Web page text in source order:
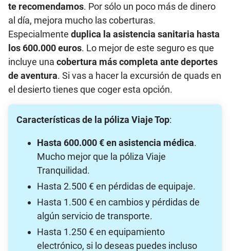
te recomendamos. Por sólo un poco más de dinero
al día, mejora mucho las coberturas.
Especialmente duplica la asistencia sanitaria hasta
los 600.000 euros. Lo mejor de este seguro es que
incluye una cobertura más completa ante deportes
de aventura. Si vas a hacer la excursión de quads en
el desierto tienes que coger esta opción.
Características de la póliza Viaje Top:
Hasta 600.000 € en asistencia médica.
Mucho mejor que la póliza Viaje
Tranquilidad.
Hasta 2.500 € en pérdidas de equipaje.
Hasta 1.500 € en cambios y pérdidas de
algún servicio de transporte.
Hasta 1.250 € en equipamiento
electrónico, si lo deseas puedes incluso